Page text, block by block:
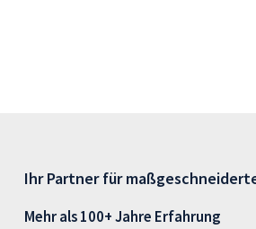
Ihr Partner für
Mehr als 100+ Jahre Erfahrung